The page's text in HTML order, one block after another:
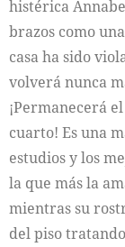
histérica
brazos como
casa ha sido
volverá nunca
¡Permanecerá
cuarto! Es una
estudios y los
la que más la
mientras su
del piso